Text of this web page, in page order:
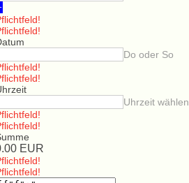
Do oder So
Uhrzeit wählen
EUR